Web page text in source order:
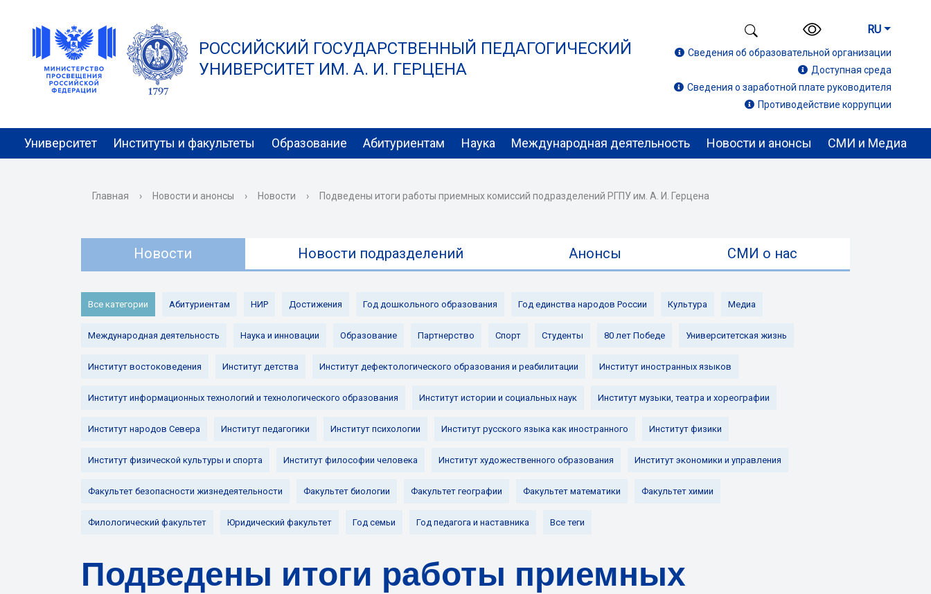
РОССИЙСКИЙ ГОСУДАРСТВЕННЫЙ ПЕДАГОГИЧЕСКИЙ
УНИВЕРСИТЕТ ИМ. А. И. ГЕРЦЕНА
RU
Сведения об образовательной организации
Доступная среда
Сведения о заработной плате руководителя
Противодействие коррупции
Университет Институты и факультеты Образование Абитуриентам Наука Международная деятельность Новости и анонсы СМИ и Медиа
Главная › Новости и анонсы › Новости › Подведены итоги работы приемных комиссий подразделений РГПУ им. А. И. Герцена
Новости Новости подразделений Анонсы СМИ о нас
Все категории Абитуриентам НИР Достижения Год дошкольного образования Год единства народов России Культура Медиа
Международная деятельность Наука и инновации Образование Партнерство Спорт Студенты 80 лет Победе Университетская жизнь
Институт востоковедения Институт детства Институт дефектологического образования и реабилитации Институт иностранных языков
Институт информационных технологий и технологического образования Институт истории и социальных наук Институт музыки, театра и хореографии
Институт народов Севера Институт педагогики Институт психологии Институт русского языка как иностранного Институт физики
Институт физической культуры и спорта Институт философии человека Институт художественного образования Институт экономики и управления
Факультет безопасности жизнедеятельности Факультет биологии Факультет географии Факультет математики Факультет химии
Филологический факультет Юридический факультет Год семьи Год педагога и наставника Все теги
Подведены итоги работы приемных